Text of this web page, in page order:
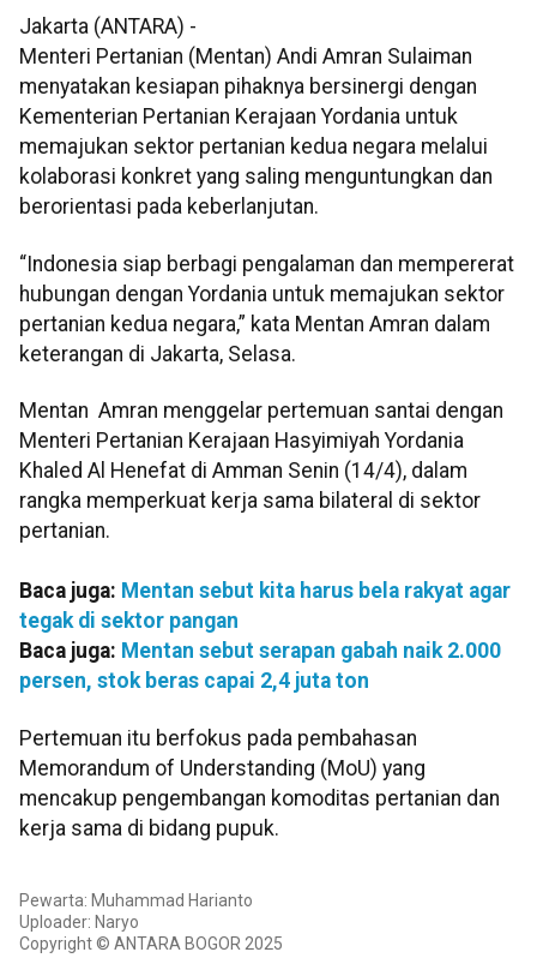
Jakarta (ANTARA) -
Menteri Pertanian (Mentan) Andi Amran Sulaiman
menyatakan kesiapan pihaknya bersinergi dengan
Kementerian Pertanian Kerajaan Yordania untuk
memajukan sektor pertanian kedua negara melalui
kolaborasi konkret yang saling menguntungkan dan
berorientasi pada keberlanjutan.
“Indonesia siap berbagi pengalaman dan mempererat
hubungan dengan Yordania untuk memajukan sektor
pertanian kedua negara,” kata Mentan Amran dalam
keterangan di Jakarta, Selasa.
Mentan Amran menggelar pertemuan santai dengan
Menteri Pertanian Kerajaan Hasyimiyah Yordania
Khaled Al Henefat di Amman Senin (14/4), dalam
rangka memperkuat kerja sama bilateral di sektor
pertanian.
Baca juga: Mentan sebut kita harus bela rakyat agar
tegak di sektor pangan
Baca juga: Mentan sebut serapan gabah naik 2.000
persen, stok beras capai 2,4 juta ton
Pertemuan itu berfokus pada pembahasan
Memorandum of Understanding (MoU) yang
mencakup pengembangan komoditas pertanian dan
kerja sama di bidang pupuk.
Pewarta: Muhammad Harianto
Uploader: Naryo
Copyright © ANTARA BOGOR 2025